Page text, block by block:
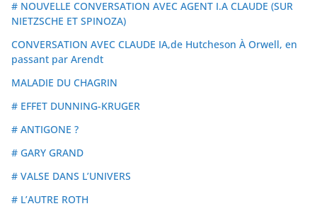
# NOUVELLE CONVERSATION AVEC AGENT I.A CLAUDE (SUR
NIETZSCHE ET SPINOZA)
CONVERSATION AVEC CLAUDE IA,de Hutcheson À Orwell, en
passant par Arendt
MALADIE DU CHAGRIN
# EFFET DUNNING-KRUGER
# ANTIGONE ?
# GARY GRAND
# VALSE DANS L’UNIVERS
# L’AUTRE ROTH